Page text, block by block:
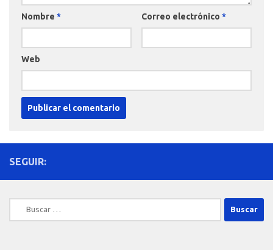
Nombre * Correo electrónico *
Web
SEGUIR:
Buscar: